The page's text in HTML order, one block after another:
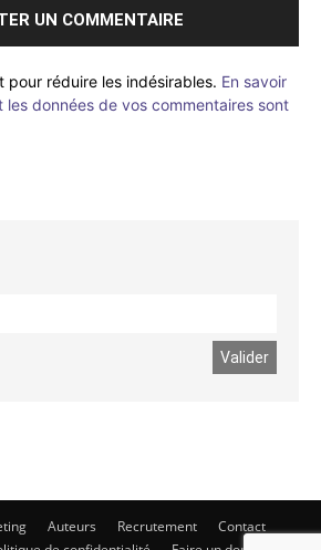
pour réduire les indésirables. En savoir
les données de vos commentaires sont
Auteurs Recrutement
Contact